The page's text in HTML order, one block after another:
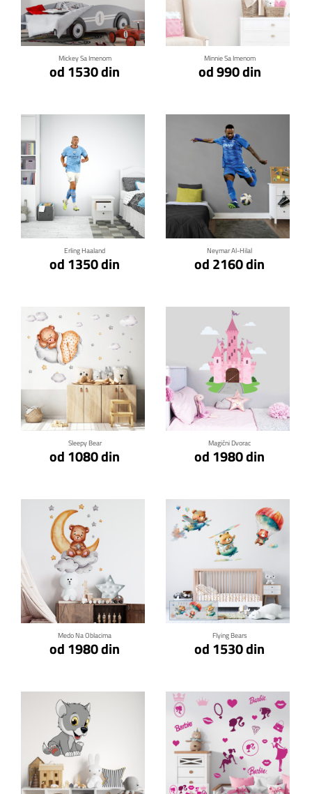
Mickey Sa Imenom
od 1530 din
Klikni za detalje
Minnie Sa Imenom
od 990 din
Klikni za detalje
Erling Haaland
od 1350 din
Klikni za detalje
Neymar Al-Hilal
od 2160 din
Klikni za detalje
Sleepy Bear
od 1080 din
Klikni za detalje
Magični Dvorac
od 1980 din
Klikni za detalje
Medo Na Oblacima
od 1980 din
Klikni za detalje
Flying Bears
od 1530 din
Klikni za detalje
Klikni za detalje Klikni za detalje